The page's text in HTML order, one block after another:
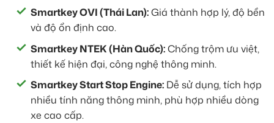
Smartkey OVI (Thái Lan):Giá thành hợp lý, độ bền
và độ ổn định cao.
Smartkey NTEK (Hàn Quốc):Chống trộm ưu việt,
thiết kế hiện đại, công nghệ thông minh.
Smartkey Start Stop Engine: Dễ sử dụng, tích hợp
nhiều tính năng thông minh, phù hợp nhiều dòng
xe cao cấp.